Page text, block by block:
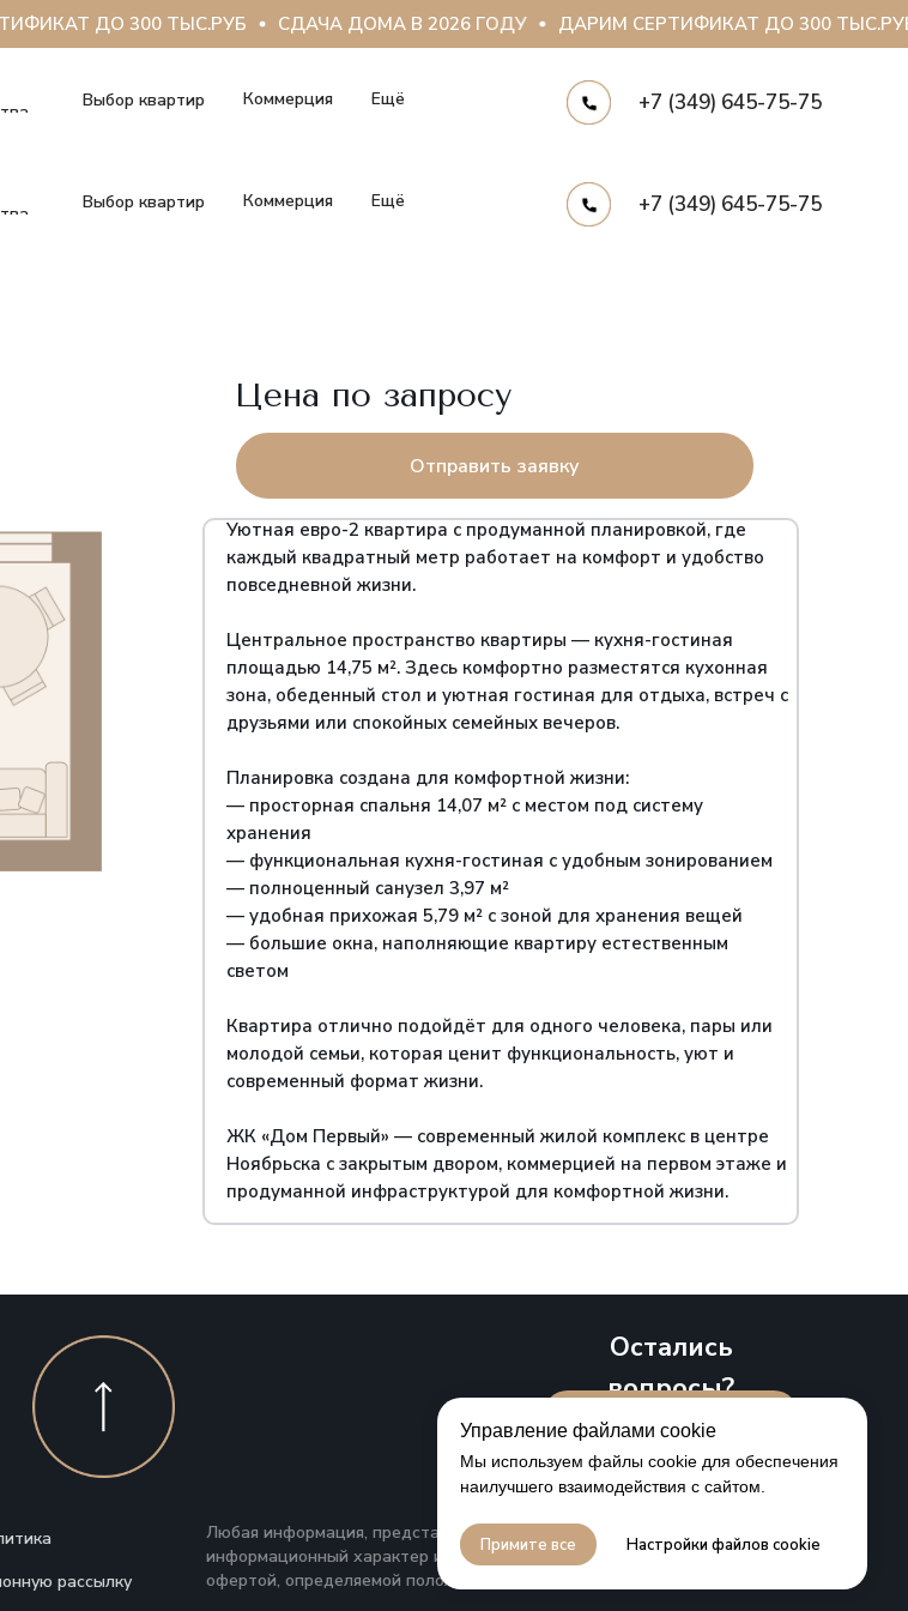
ДО 300 ТЫС.РУБ СДАЧА ДОМА В 2026 ГОДУ ДАРИМ СЕРТИФИКАТ ДО 300 ТЫС.РУБ
Выбор квартир Коммерция Ещё +7 (349) 645-75-75
Выбор квартир Коммерция Ещё +7 (349) 645-75-75
Управление файлами cookie
Мы используем файлы cookie для обеспечения
наилучшего взаимодействия с сайтом.
Примите все Настройки файлов cookie
Цена по запросу
Отправить заявку
Уютная евро-2 квартира с продуманной планировкой, где
каждый квадратный метр работает на комфорт и удобство
повседневной жизни.
Центральное пространство квартиры — кухня-гостиная
площадью 14,75 м². Здесь комфортно разместятся кухонная
зона, обеденный стол и уютная гостиная для отдыха, встреч с
друзьями или спокойных семейных вечеров.
Планировка создана для комфортной жизни:
— просторная спальня 14,07 м² с местом под систему
хранения
— функциональная кухня-гостиная с удобным зонированием
— полноценный санузел 3,97 м²
— удобная прихожая 5,79 м² с зоной для хранения вещей
— большие окна, наполняющие квартиру естественным
светом
Квартира отлично подойдёт для одного человека, пары или
молодой семьи, которая ценит функциональность, уют и
современный формат жизни.
ЖК «Дом Первый» — современный жилой комплекс в центре
Ноябрьска с закрытым двором, коммерцией на первом этаже и
продуманной инфраструктурой для комфортной жизни.
рассылку
Любая информация, представленная на данном сайте, носит исключительно
информационный характер и ни при каких условиях не является публичной
офертой, определяемой положениями статьи 437 ГК РФ.
Остались
вопросы?
Мы вам перезвоним